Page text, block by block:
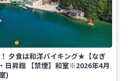
夕食は和洋バイキング★【なぎ
日昇館 【禁煙】和室※2026年4月
)